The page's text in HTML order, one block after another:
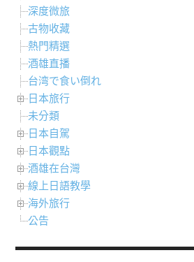
深度微旅
古物收藏
熱門精選
酒雄直播
台湾で食い倒れ
日本旅行
未分類
日本自駕
日本觀點
酒雄在台灣
線上日語教學
海外旅行
公告